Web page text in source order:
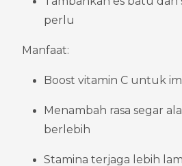
perlu
Manfaat:
Boost vitamin C untuk
Menambah rasa segar
berlebih
Stamina terjaga lebih